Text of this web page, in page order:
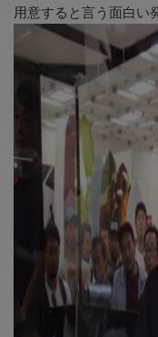
用意すると言う面白い